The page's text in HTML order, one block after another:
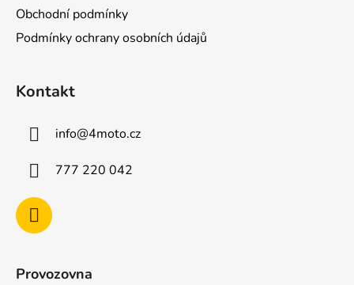
Obchodní podmínky
Podmínky ochrany osobních údajů
Kontakt
info@4moto.cz
777 220 042
Provozovna